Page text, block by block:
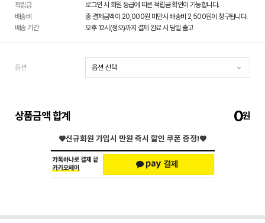
적립금
로그인 시 회원 등급에 따른 적립금 확인이 가능합니다.
배송비
총 결제금액이 20,000원 미만시 배송비 2,500원이 청구됩니다.
배송 기간
오후 12시(정오)까지 결제 완료 시 당일 출고
옵션
상품금액 합계 0
♥신규회원 가입시 만원 즉시 할인 쿠폰 증정!♥